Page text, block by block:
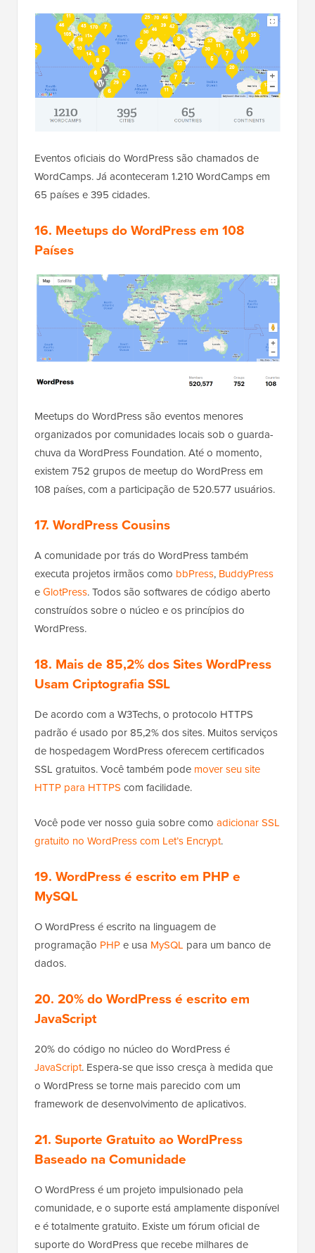
Eventos oficiais do WordPress são chamados de
WordCamps. Já aconteceram 1.210 WordCamps em
65 países e 395 cidades.
16. Meetups do WordPress em 108
Países
Meetups do WordPress são eventos menores
organizados por comunidades locais sob o guarda-
chuva da WordPress Foundation. Até o momento,
existem 752 grupos de meetup do WordPress em
108 países, com a participação de 520.577 usuários.
17. WordPress Cousins
A comunidade por trás do WordPress também
executa projetos irmãos como bbPress, BuddyPress
eGlotPress. Todos são softwares de código aberto
construídos sobre o núcleo e os princípios do
WordPress.
18. Mais de 85,2% dos Sites WordPress
Usam Criptografia SSL
De acordo com a W3Techs, o protocolo HTTPS
padrão é usado por 85,2% dos sites. Muitos serviços
de hospedagem WordPress oferecem certificados
SSL gratuitos. Você também pode mover seu site
HTTP para HTTPS com facilidade.
Você pode ver nosso guia sobre como adicionar SSL
gratuito no WordPress com Let’s Encrypt.
19. WordPress é escrito em PHP e
MySQL
O WordPress é escrito na linguagem de
programação PHPe usa MySQL para um banco de
dados.
20. 20% do WordPress é escrito em
JavaScript
20% do código no núcleo do WordPress é
JavaScript. Espera-se que isso cresça à medida que
o WordPress se torne mais parecido com um
framework de desenvolvimento de aplicativos.
21. Suporte Gratuito ao WordPress
Baseado na Comunidade
O WordPress é um projeto impulsionado pela
comunidade, e o suporte está amplamente disponível
e é totalmente gratuito. Existe um fórum oficial de
suporte do WordPress que recebe milhares de